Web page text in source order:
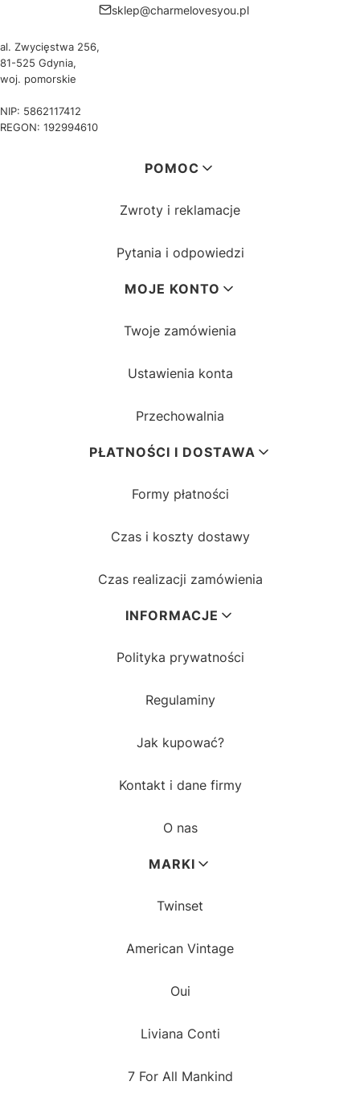
sklep@charmelovesyou.pl
al. Zwycięstwa 256,
81-525 Gdynia,
woj. pomorskie
NIP: 5862117412
REGON: 192994610
POMOC
Zwroty i reklamacje
Pytania i odpowiedzi
MOJE KONTO
Twoje zamówienia
Ustawienia konta
Przechowalnia
PŁATNOŚCI I DOSTAWA
Formy płatności
Czas i koszty dostawy
Czas realizacji zamówienia
INFORMACJE
Polityka prywatności
Regulaminy
Jak kupować?
Kontakt i dane firmy
O nas
MARKI
Twinset
American Vintage
Oui
Liviana Conti
7 For All Mankind